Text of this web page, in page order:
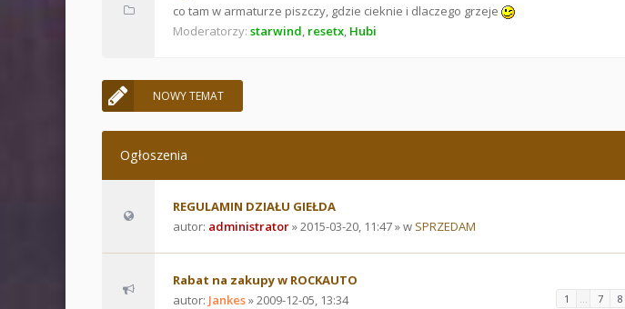
co tam w armaturze piszczy, gdzie cieknie i dlaczego grzeje
Moderatorzy: starwind, resetx, Hubi
NOWY TEMAT
Ogłoszenia
REGULAMIN DZIAŁU GIEŁDA
autor: administrator» 2015-03-20, 11:47 » w SPRZEDAM
Rabat na zakupy w ROCKAUTO
autor: Jankes» 2009-12-05, 13:34 1 … 7 8